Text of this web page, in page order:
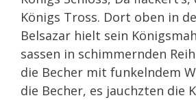
Königs Tross. Dort oben in
Belsazar hielt sein
sassen in schimmernden
die Becher mit funkelndem
die Becher, es jauchzten die